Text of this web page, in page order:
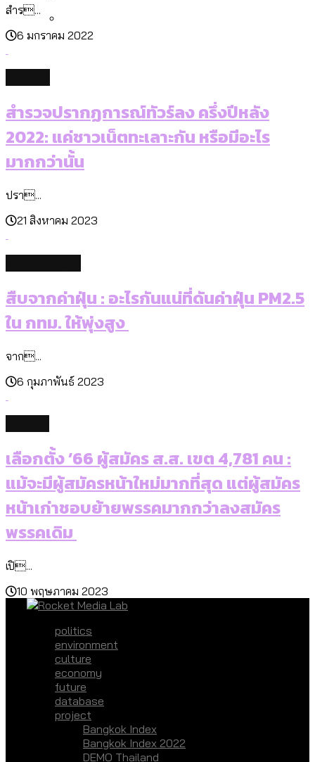
Bangkok Index 2025 : อันดับความน่าอยู่
สำร...
6 มกราคม 2022
สำรวจปรากฏการณ์ทัวร์ลง ครึ่งปีหลัง
2022: แค่ชาวเน็ตทะเลาะกัน หรือมีอะไร
มากกว่านั้น
ปรา...
21 สิงหาคม 2023
สืบจากค่าฝุ่น : อะไรกันแน่ที่ดันค่าฝุ่น PM2.5
ใน กทม. ให้พุ่งสูง
จาก...
6 กุมภาพันธ์ 2023
เลือกตั้ง ’66 ผู้สมัคร ส.ส. เขต 4,781 คน :
แม้จะมีผู้สมัครหน้าใหม่มากที่สุด แต่ผู้สมัคร
หน้าเก่าชอบย้ายพรรคมากกว่าลงสมัคร
พรรคเดิม
เปิ...
10 พฤษภาคม 2023
politics
environment
culture
economy
future
database
project
Bangkok Index
Bangkok Index 2022
DEMO Thailand